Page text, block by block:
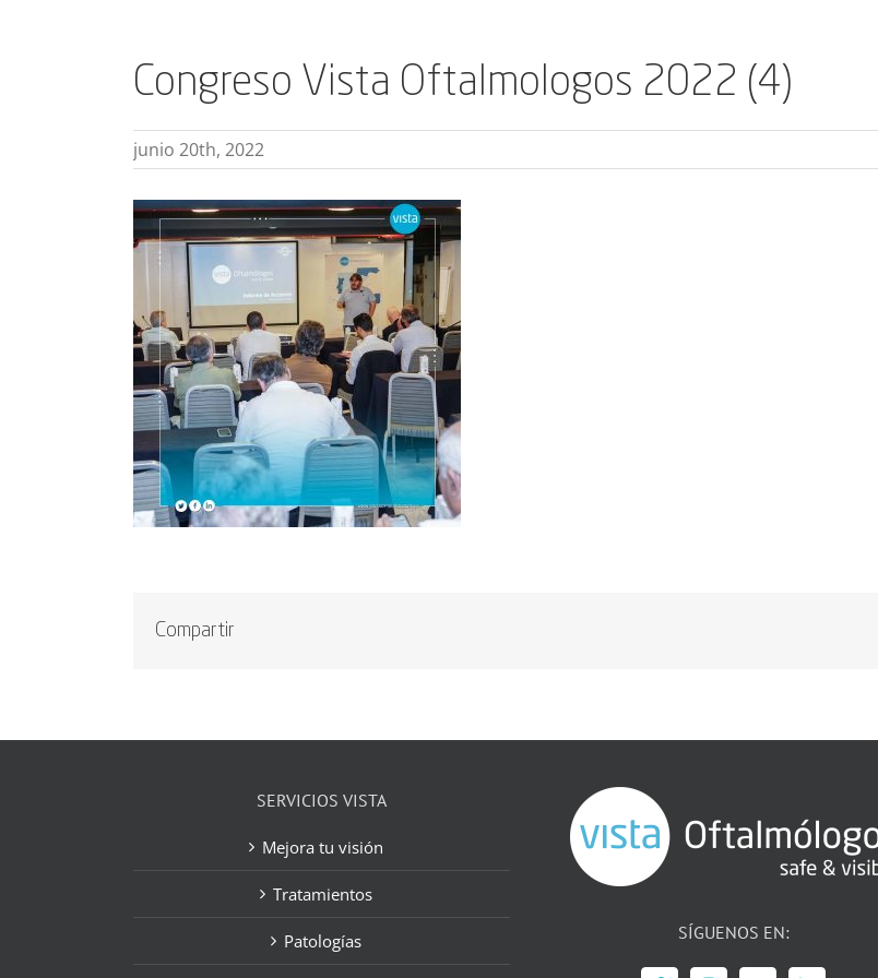
Congreso Vista Oftalmologos 2022 (4)
junio 20th, 2022
Compartir
SERVICIOS VISTA
Mejora tu visión
Tratamientos
Patologías SÍGUENOS EN: